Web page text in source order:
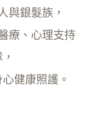
與銀髮族，
療、心理支持
健康照護。